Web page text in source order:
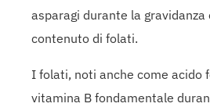
asparagi durante la
contenuto di folati.
I folati, noti anche come acido
vitamina B fondamentale